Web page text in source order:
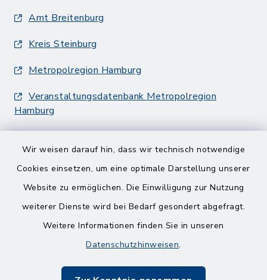
Wir weisen darauf hin, dass wir technisch notwendige
Cookies einsetzen, um eine optimale Darstellung unserer
Website zu ermöglichen. Die Einwilligung zur Nutzung
weiterer Dienste wird bei Bedarf gesondert abgefragt.
Weitere Informationen finden Sie in unseren
Datenschutzhinweisen.
Amt Breitenburg
Kreis Steinburg
Metropolregion Hamburg
Veranstaltungsdatenbank Metropolregion
Hamburg
Barrierefreiheit